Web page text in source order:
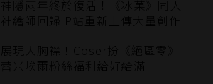
神隱兩年終於復活！《冰菓》同人
神繪師回歸 P站重新上傳大量創作
展現大胸襟！Coser扮《絕區零》
蕾米埃爾粉絲福利給好給滿